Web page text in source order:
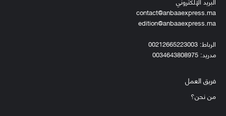
contact@anbaaexpress.ma
edition@anbaaexpress.ma
الرباط: 00212665223003
مدريد: 0034643808975
فريق العمل
من نحن؟